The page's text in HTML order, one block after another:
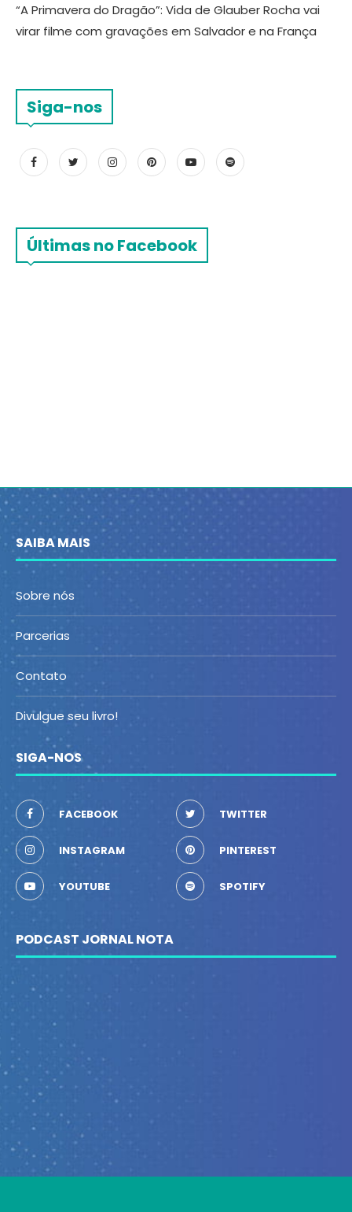
“A Primavera do Dragão”: Vida de Glauber Rocha vai
virar filme com gravações em Salvador e na França
Siga-nos
Últimas no Facebook
SAIBA MAIS
Sobre nós
Parcerias
Contato
Divulgue seu livro!
SIGA-NOS
FACEBOOK TWITTER
INSTAGRAM PINTEREST
YOUTUBE SPOTIFY
PODCAST JORNAL NOTA